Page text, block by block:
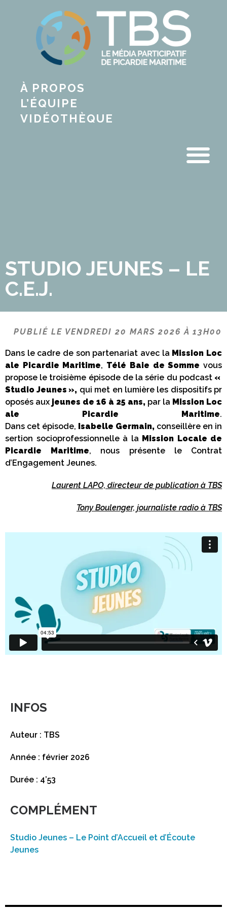
À PROPOS
L’ÉQUIPE
VIDÉOTHÈQUE
STUDIO JEUNES – LE
C.E.J.
PUBLIÉ LE VENDREDI 20 MARS 2026 À 13H00
Dans le cadre de son partenariat avec la Mission Loc
ale Picardie Maritime, Télé Baie de Sommevous
propose le troisième épisode de la série du podcast «
Studio Jeunes », qui met en lumière les dispositifs pr
oposés aux jeunes de 16 à 25 ans, par la Mission Loc
ale Picardie Maritime.
Dans cet épisode, Isabelle Germain, conseillère en in
sertion socioprofessionnelle à la Mission Locale de
Picardie Maritime, nous présente le Contrat
d’Engagement Jeunes.
Laurent LAPO, directeur de publication à TBS
Tony Boulenger, journaliste radio à TBS
INFOS
Auteur : TBS
Année : février 2026
Durée : 4’53
COMPLÉMENT
Studio Jeunes – Le Point d’Accueil et d’Écoute
Jeunes